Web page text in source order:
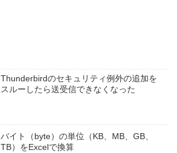
Thunderbirdのセキュリティ例外の追加を
スルーしたら送受信できなくなった
バイト（byte）の単位（KB、MB、GB、
TB）をExcelで換算